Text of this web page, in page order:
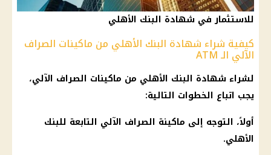
للاستثمار في شهادة البنك الأهلي
كيفية شراء شهادة البنك الأهلي من ماكينات الصراف
الآلي الـ ATM
لشراء شهادة البنك الأهلي من ماكينات الصراف الآلي،
يجب اتباع الخطوات التالية:
أولاً، التوجه إلى ماكينة الصراف الآلي التابعة للبنك
الأهلي.